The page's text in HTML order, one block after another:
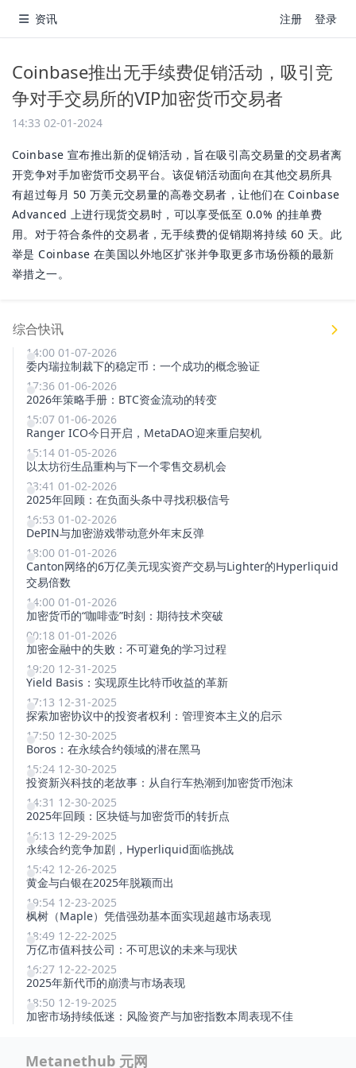
资讯 注册 登录
Coinbase推出无手续费促销活动，吸引竞
争对手交易所的VIP加密货币交易者
14:33 02-01-2024
Coinbase 宣布推出新的促销活动，旨在吸引高交易量的交易者离
开竞争对手加密货币交易平台。该促销活动面向在其他交易所具
有超过每月 50 万美元交易量的高卷交易者，让他们在 Coinbase
Advanced 上进行现货交易时，可以享受低至 0.0% 的挂单费
用。对于符合条件的交易者，无手续费的促销期将持续 60 天。此
举是 Coinbase 在美国以外地区扩张并争取更多市场份额的最新
举措之一。
综合快讯
14:00 01-07-2026
委内瑞拉制裁下的稳定币：一个成功的概念验证
17:36 01-06-2026
2026年策略手册：BTC资金流动的转变
15:07 01-06-2026
Ranger ICO今日开启，MetaDAO迎来重启契机
15:14 01-05-2026
以太坊衍生品重构与下一个零售交易机会
23:41 01-02-2026
2025年回顾：在负面头条中寻找积极信号
16:53 01-02-2026
DePIN与加密游戏带动意外年末反弹
18:00 01-01-2026
Canton网络的6万亿美元现实资产交易与Lighter的Hyperliquid
交易倍数
14:00 01-01-2026
加密货币的“咖啡壶”时刻：期待技术突破
00:18 01-01-2026
加密金融中的失败：不可避免的学习过程
19:20 12-31-2025
Yield Basis：实现原生比特币收益的革新
17:13 12-31-2025
探索加密协议中的投资者权利：管理资本主义的启示
17:50 12-30-2025
Boros：在永续合约领域的潜在黑马
15:24 12-30-2025
投资新兴科技的老故事：从自行车热潮到加密货币泡沫
14:31 12-30-2025
2025年回顾：区块链与加密货币的转折点
16:13 12-29-2025
永续合约竞争加剧，Hyperliquid面临挑战
15:42 12-26-2025
黄金与白银在2025年脱颖而出
19:54 12-23-2025
枫树（Maple）凭借强劲基本面实现超越市场表现
18:49 12-22-2025
万亿市值科技公司：不可思议的未来与现状
16:27 12-22-2025
2025年新代币的崩溃与市场表现
18:50 12-19-2025
加密市场持续低迷：风险资产与加密指数本周表现不佳
Metanethub 元网